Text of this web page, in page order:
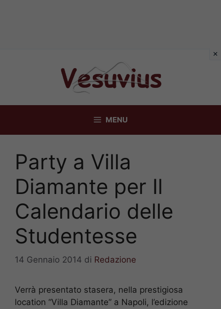
MENU
Party a Villa
Diamante per Il
Calendario delle
Studentesse
14 Gennaio 2014 di Redazione
Verrà presentato stasera, nella prestigiosa
location “Villa Diamante” a Napoli, l’edizione